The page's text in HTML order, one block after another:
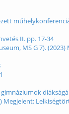
II. pp. 17-34
MS G 7).
Megjelent: